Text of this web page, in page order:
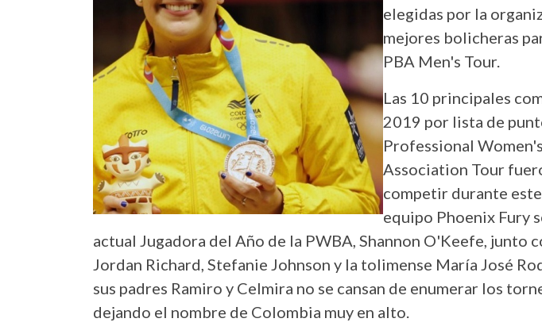
elegidas por la
mejores bolicheras
PBA Men's Tour.
Las 10 principales
2019 por lista de
Professional
Association Tour
competir durante
equipo Phoenix Fury
actual Jugadora del Año de la PWBA, Shannon O'Keefe, junto
Jordan Richard, Stefanie Johnson y la tolimense María José
sus padres Ramiro y Celmira no se cansan de enumerar los
dejando el nombre de Colombia muy en alto.